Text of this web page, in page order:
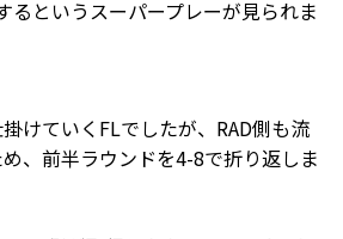
るというスーパープレーが見られま
けていくFLでしたが、RAD側も流
、前半ラウンドを4-8で折り返しま